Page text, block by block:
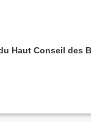
Haut Conseil des